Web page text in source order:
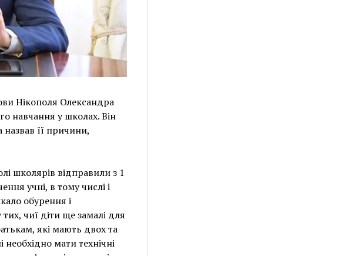
Нікополя Олександра
навчання у школах. Він
назвав її причини,
школярів відправили з 1
учні, в тому числі і
обурення і
чиї діти ще замалі для
які мають двох та
мати технічні